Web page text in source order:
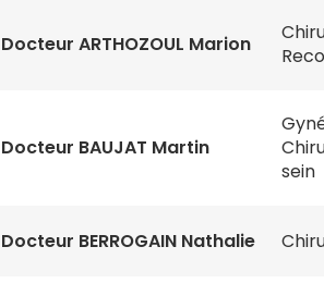
Docteur ARTHOZOUL Marion
Docteur BAUJAT Martin
sein
Docteur BERROGAIN Nathalie